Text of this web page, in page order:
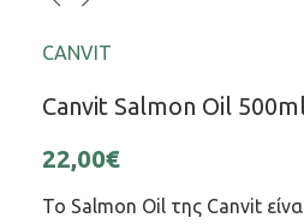
CANVIT
Canvit Salmon Oil
22,00€
Το Salmon Oil της Canvit